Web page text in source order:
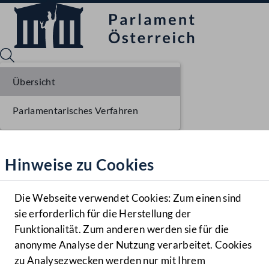
Hilfe
Benutzer
Navigationsmenü öffnen
MENÜ
Hinweise zu Cookies
Die Webseite verwendet Cookies: Zum einen sind
sie erforderlich für die Herstellung der
Funktionalität. Zum anderen werden sie für die
anonyme Analyse der Nutzung verarbeitet. Cookies
zu Analysezwecken werden nur mit Ihrem
Übersicht
Parlamentarisches Verfahren